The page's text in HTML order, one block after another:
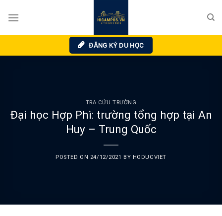
ĐĂNG KÝ DU HỌC
TRA CỨU TRƯỜNG
Đại học Hợp Phì: trường tổng hợp tại An
Huy – Trung Quốc
POSTED ON 24/12/2021 BY HODUCVIET